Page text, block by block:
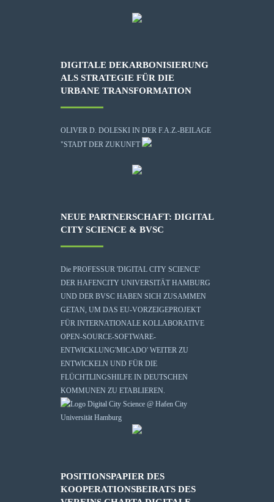
DIGITALE DEKARBONISIERUNG
ALS STRATEGIE FÜR DIE
URBANE TRANSFORMATION
OLIVER D. DOLESKI IN DER F.A.Z.-BEILAGE
"STADT DER ZUKUNFT
NEUE PARTNERSCHAFT: DIGITAL
CITY SCIENCE & BVSC
Die PROFESSUR 'DIGITAL CITY SCIENCE'
DER HAFENCITY UNIVERSITÄT HAMBURG
UND DER BVSC HABEN SICH ZUSAMMEN
GETAN, UM DAS EU-VORZEIGEPROJEKT
FÜR INTERNATIONALE KOLLABORATIVE
OPEN-SOURCE-SOFTWARE-
ENTWICKLUNG'MICADO' WEITER ZU
ENTWICKELN UND FÜR DIE
FLÜCHTLINGSHILFE IN DEUTSCHEN
KOMMUNEN ZU ETABLIEREN.
POSITIONSPAPIER DES
KOOPERATIONSBEIRATS DES